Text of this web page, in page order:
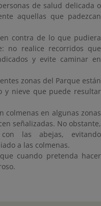
de salud delicada o
aquellas que padezcan
contra de lo que pudiera
no realice recorridos que
y evite caminar en
zonas del Parque están
y nieve que puede resultar
colmenas en algunas zonas
señalizadas. No obstante,
las abejas, evitando
a las colmenas.
cuando pretenda hacer